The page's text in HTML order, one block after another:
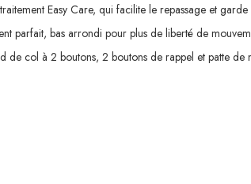
Easy Care, qui facilite le repassage et
parfait, bas arrondi pour plus de liberté de
col à 2 boutons, 2 boutons de rappel et patte